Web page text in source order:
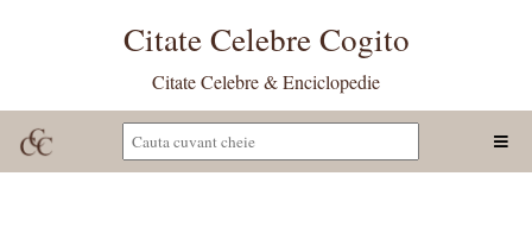
Citate Celebre Cogito
Citate Celebre & Enciclopedie